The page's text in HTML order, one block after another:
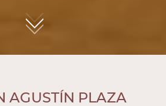
01
AGUSTÍN PLAZA